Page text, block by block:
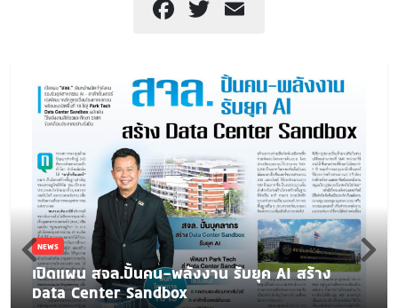
Facebook
Twitter
NEWS
เปิดแผน สจล.ปั้นคน-พลังงาน รับยุค AI สร้าง
Data Center Sandbox